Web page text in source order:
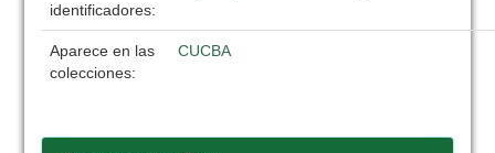
identificadores:
Aparece en las
colecciones:
CUCBA